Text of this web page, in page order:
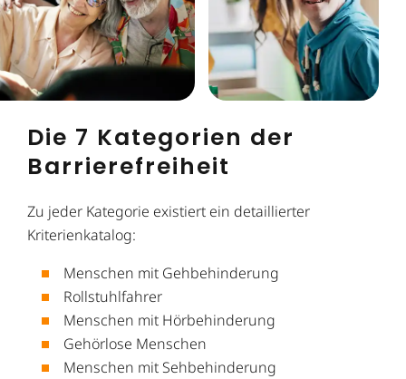
Die 7 Kategorien der
Barrierefreiheit
Zu jeder Kategorie existiert ein detaillierter
Kriterienkatalog:
Menschen mit Gehbehinderung
Rollstuhlfahrer
Menschen mit Hörbehinderung
Gehörlose Menschen
Menschen mit Sehbehinderung